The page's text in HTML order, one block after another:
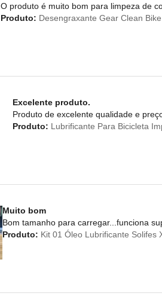
O produto é muito bom para limpeza de
Produto: Desengraxante Gear Clean
Excelente produto.
Produto de excelente qualidade e
Produto: Lubrificante Para Bicicleta
Muito bom
Bom tamanho para carregar...funciona
Produto: Kit 01 Óleo Lubrificante Solifes